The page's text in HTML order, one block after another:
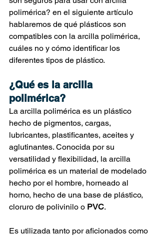
polimérica? en el siguiente artículo
hablaremos de qué plásticos son
compatibles con la arcilla polimérica,
cuáles no y cómo identificar los
diferentes tipos de plástico.
¿Qué es la arcilla
polimérica?
La arcilla polimérica es un plástico
hecho de pigmentos, cargas,
lubricantes, plastificantes, aceites y
aglutinantes. Conocida por su
versatilidad y flexibilidad, la arcilla
polimérica es un material de modelado
hecho por el hombre, horneado al
horno, hecho de una base de plástico,
cloruro de polivinilo o PVC.
Es utilizada tanto por aficionados como